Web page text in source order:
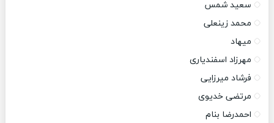
سعید شمس
محمد زینعلی
میهاد
مهرزاد اسفندیاری
فرشاد میرزایی
مرتضی خدیوی
احمدرضا بنام